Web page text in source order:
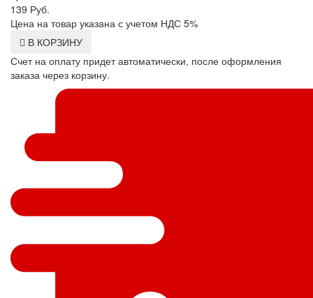
139 Руб.
Цена на товар указана с учетом НДС 5%
В КОРЗИНУ
Счет на оплату придет автоматически, после оформления
заказа через корзину.